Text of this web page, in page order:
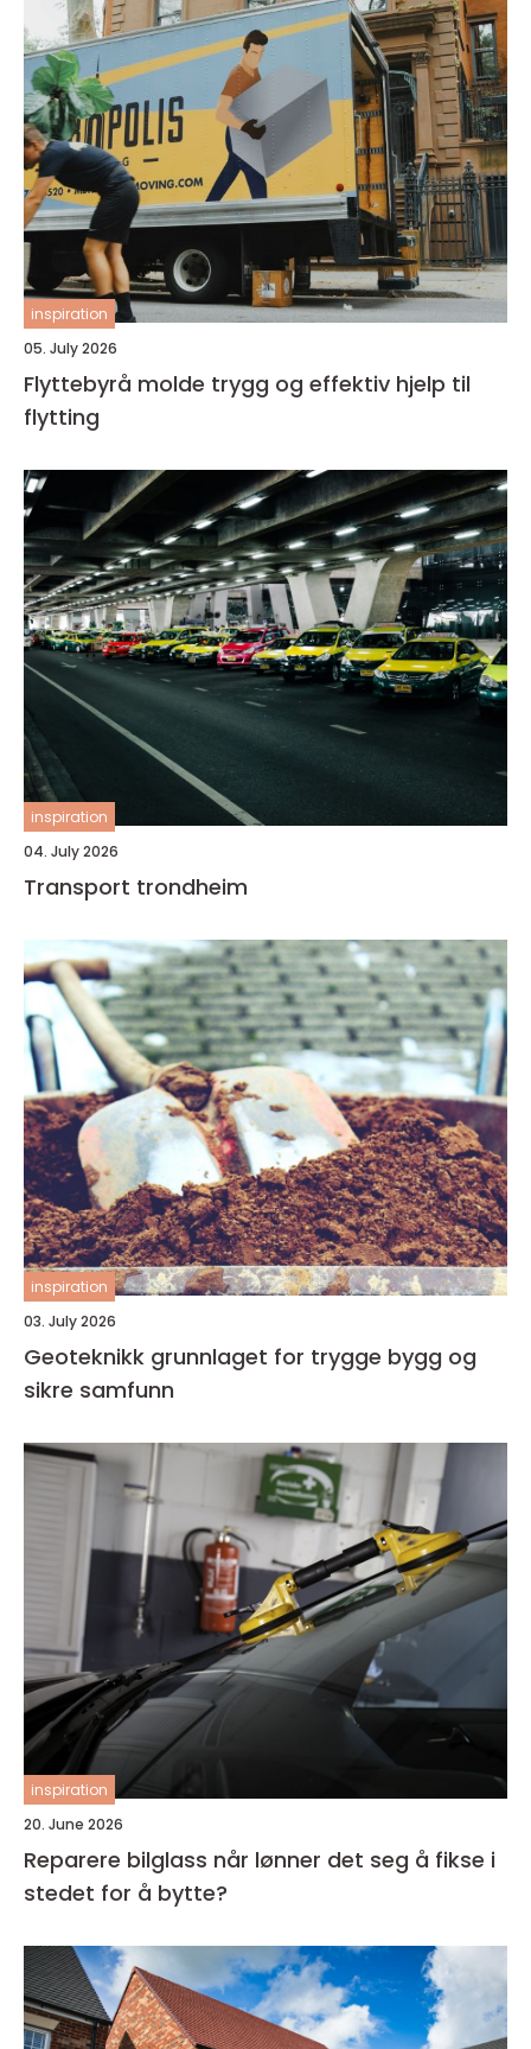
inspiration
05. July 2026
Flyttebyrå molde trygg og effektiv hjelp til
flytting
inspiration
04. July 2026
Transport trondheim
inspiration
03. July 2026
Geoteknikk grunnlaget for trygge bygg og
sikre samfunn
inspiration
20. June 2026
Reparere bilglass når lønner det seg å fikse i
stedet for å bytte?